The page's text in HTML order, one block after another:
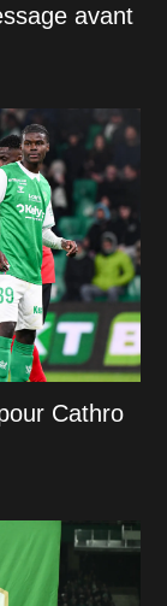
avant
Cathro